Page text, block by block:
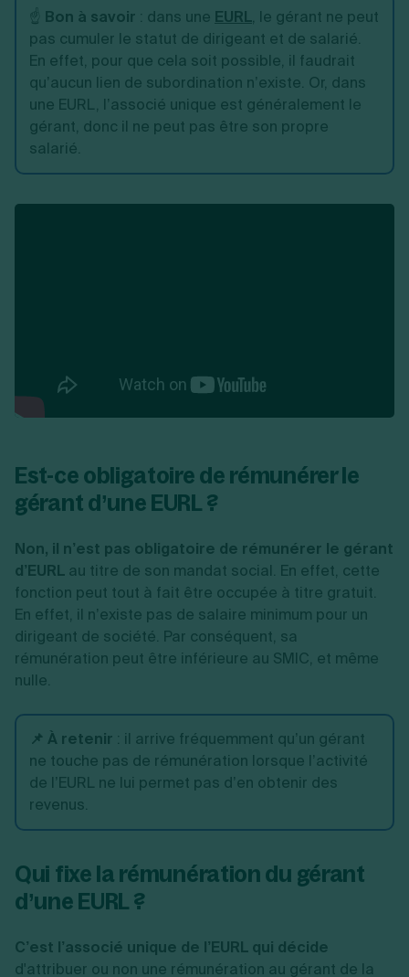
☝️ Bon à savoir : dans une EURL, le gérant ne peut
pas cumuler le statut de dirigeant et de salarié.
En effet, pour que cela soit possible, il faudrait
qu’aucun lien de subordination n’existe. Or, dans
une EURL, l’associé unique est généralement le
gérant, donc il ne peut pas être son propre
salarié.
Est-ce obligatoire de rémunérer le
gérant d’une EURL ?
Non, il n’est pas obligatoire de rémunérer le gérant
d’EURL au titre de son mandat social. En effet, cette
fonction peut tout à fait être occupée à titre gratuit.
En effet, il n’existe pas de salaire minimum pour un
dirigeant de société. Par conséquent, sa
rémunération peut être inférieure au SMIC, et même
nulle.
📌 À retenir : il arrive fréquemment qu’un gérant
ne touche pas de rémunération lorsque l’activité
de l’EURL ne lui permet pas d’en obtenir des
revenus.
Qui fixe la rémunération du gérant
d’une EURL ?
C’est l’associé unique de l’EURL qui décide
d'attribuer ou non une rémunération au gérant de la